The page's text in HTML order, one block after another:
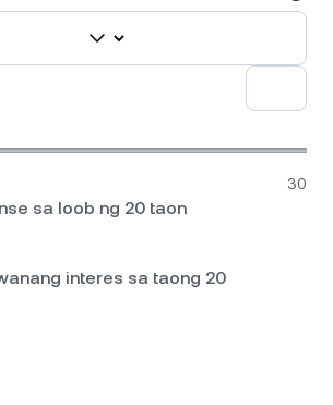
30
sa loob ng 20 taon
interes sa taong 20